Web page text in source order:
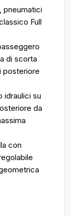
pneumatici
Full
di scorta
posteriore
idraulici su
da
con